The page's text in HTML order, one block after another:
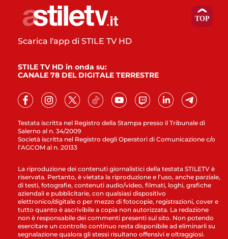
Testata iscritta nel Registro della Stampa presso il Tribunale di
Salerno al n. 34/2009
Società iscritta nel Registro degli Operatori di Comunicazione c/o
l’AGCOM al n. 20133
Scarica l'app di STILE TV HD
STILE TV HD in onda su:
CANALE 78 DEL DIGITALE TERRESTRE
La riproduzione dei contenuti giornalistici della testata STILETV è
riservata. Pertanto, è vietata la riproduzione e l’uso, anche parziale,
di testi, fotografie, contenuti audio/video, filmati, loghi, grafiche
aziendali e pubblicitarie, con qualsiasi dispositivo
elettronico/digitale o per mezzo di fotocopie, registrazioni, cover e
tutto quanto è ascrivibile a copia non autorizzata. La redazione
non è responsabile dei commenti presenti sul sito. Non potendo
esercitare un controllo continuo resta disponibile ad eliminarli su
segnalazione qualora gli stessi risultano offensivi e oltraggiosi.